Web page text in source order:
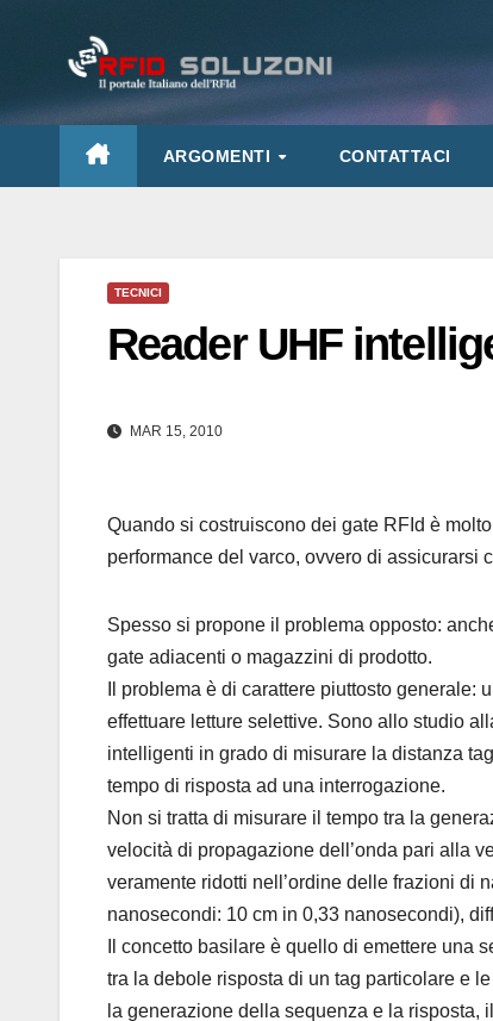
ARGOMENTI CONTATTACI
TECNICI
Reader UHF
MAR 15, 2010
Quando si costruiscono dei gate RFId è
performance del varco, ovvero di assicurarsi
Spesso si propone il problema opposto:
gate adiacenti o magazzini di prodotto.
Il problema è di carattere piuttosto
effettuare letture selettive. Sono allo studio
intelligenti in grado di misurare la distanza
tempo di risposta ad una interrogazione.
Non si tratta di misurare il tempo tra la
velocità di propagazione dell’onda pari alla
veramente ridotti nell’ordine delle frazioni di
nanosecondi: 10 cm in 0,33 nanosecondi),
Il concetto basilare è quello di emettere una
tra la debole risposta di un tag particolare e
la generazione della sequenza e la risposta,